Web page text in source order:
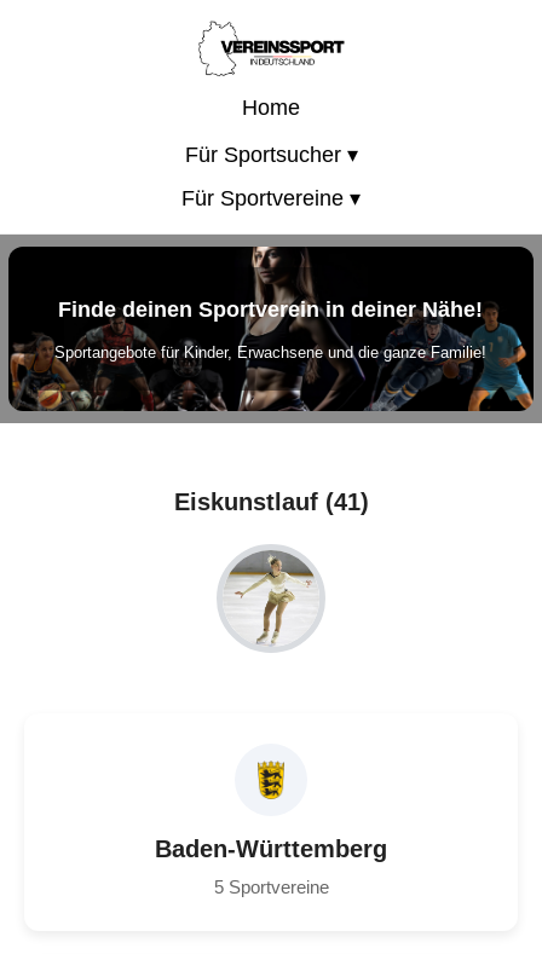
Home
Für Sportsucher ▾
Für Sportvereine ▾
Finde deinen Sportverein in deiner Nähe!
Sportangebote für Kinder, Erwachsene und die ganze Familie!
Eiskunstlauf (41)
Baden-Württemberg
5 Sportvereine